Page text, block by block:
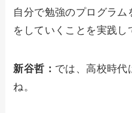
自分で勉強のプログラ
をしていくことを実践し
新谷哲： では、高校時代
ね。